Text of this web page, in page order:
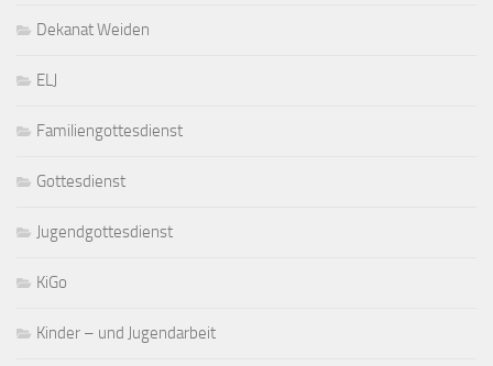
Dekanat Weiden
ELJ
Familiengottesdienst
Gottesdienst
Jugendgottesdienst
KiGo
Kinder – und Jugendarbeit